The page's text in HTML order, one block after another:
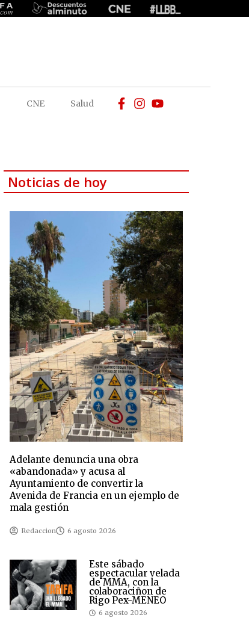
CNE Salud
Noticias de hoy
Adelante denuncia una obra
«abandonada» y acusa al
Ayuntamiento de convertir la
Avenida de Francia en un ejemplo de
mala gestión
Redaccion 6 agosto 2026
Este sábado
espectacular velada
de MMA, con la
colaboraciñon de
Rigo Pex-MENEO
6 agosto 2026